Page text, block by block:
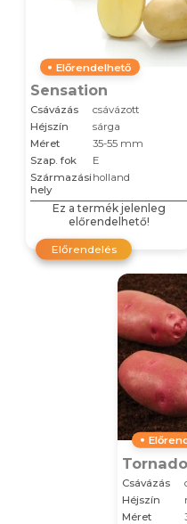
Előrendelhető
Sensation
Csávázás
csávázott
Héjszín
sárga
Méret
35-55 mm
Szap. fok
E
Származási
hely
holland
Ez a termék jelenleg
előrendelhető!
Előrendelés
Tornado
Csávázás
Héjszín
Méret